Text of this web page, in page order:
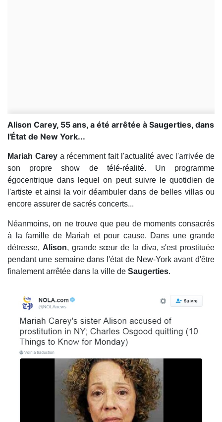
Alison Carey, 55 ans, a été arrêtée à Saugerties, dans
l'État de New York...
Mariah Careya récemment fait l'actualité avec l'arrivée de
son propre show de télé-réalité. Un programme
égocentrique dans lequel on peut suivre le quotidien de
l'artiste et ainsi la voir déambuler dans de belles villas ou
encore assurer de sacrés concerts...
Néanmoins, on ne trouve que peu de moments consacrés
à la famille de Mariah et pour cause. Dans une grande
détresse, Alison, grande sœur de la diva, s'est prostituée
pendant une semaine dans l'état de New-York avant d'être
finalement arrêtée dans la ville de Saugerties.